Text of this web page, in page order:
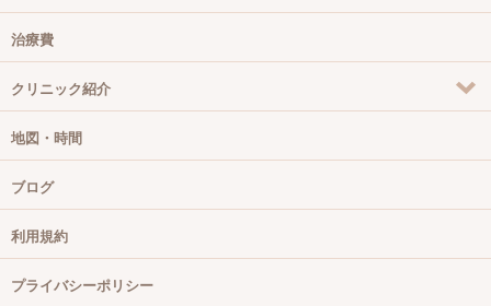
治療費
クリニック紹介
地図・時間
ブログ
利用規約
プライバシーポリシー